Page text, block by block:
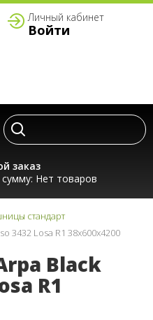
Личный кабинет
Войти
заказ
стандарт
3432 Losa R1 38x600x4200
Black
R1